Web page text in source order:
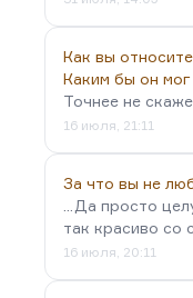
Как вы
Каким бы он
Точнее не
16 июля, 21:11
За что вы не
...Да просто
так красиво со
16 июля, 20:11